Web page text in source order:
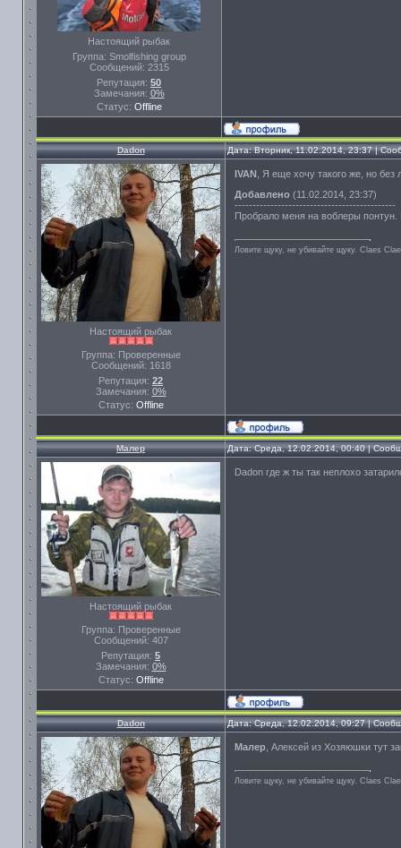
Настоящий рыбак
Группа: Smolfishing group
Сообщений: 2315
Репутация: 50
Замечания: 0%
Статус: Offline
Dadon Дата: Вторник, 11.02.2014, 23:37 |
Настоящий рыбак
Группа: Проверенные
Сообщений: 1618
Репутация: 22
Замечания: 0%
Статус: Offline
IVAN , Я еще хочу такого же, но без
Добавлено (11.02.2014, 23:37)
---------------------------------------------
Пробрало меня на воблеры
Ловите щуку, не убивайте щуку. Сlaes
Малер Дата: Среда, 12.02.2014, 00:40 |
Настоящий рыбак
Группа: Проверенные
Сообщений: 407
Репутация: 5
Замечания: 0%
Статус: Offline
Dadon где ж ты так неплохо
Dadon Дата: Среда, 12.02.2014, 09:27 |
Малер , Алексей из Хозяюшки тут
Ловите щуку, не убивайте щуку. Сlaes